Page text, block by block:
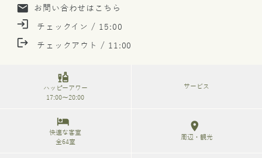
mail お問い合わせはこちら
login チェックイン / 15:00
logout チェックアウト / 11:00
liquor
ハッピーアワー
17:00～20:00
サービス
hotel
快適な客室
全64室
location_on
周辺・観光